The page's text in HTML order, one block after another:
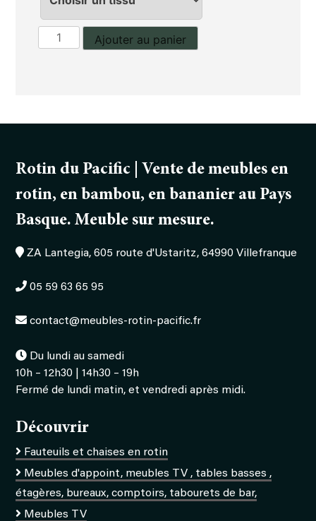
quantité
de
Ajouter au panier
Rotin du Pacific | Vente de meubles en
rotin, en bambou, en bananier au Pays
Basque. Meuble sur mesure.
ZA Lantegia, 605 route d'Ustaritz, 64990 Villefranque
05 59 63 65 95
contact@meubles-rotin-pacific.fr
Du lundi au samedi
10h – 12h30 | 14h30 – 19h
Fermé de lundi matin, et vendredi après midi.
Découvrir
Fauteuils et chaises en rotin
Meubles d'appoint, meubles TV , tables basses ,
étagères, bureaux, comptoirs, tabourets de bar,
Meubles TV